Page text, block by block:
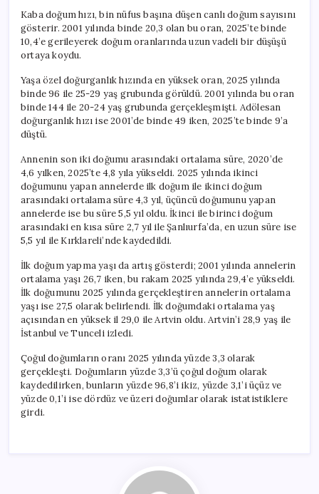
Kaba doğum hızı, bin nüfus başına düşen canlı doğum sayısını
gösterir. 2001 yılında binde 20,3 olan bu oran, 2025’te binde
10,4’e gerileyerek doğum oranlarında uzun vadeli bir düşüşü
ortaya koydu.
Yaşa özel doğurganlık hızında en yüksek oran, 2025 yılında
binde 96 ile 25-29 yaş grubunda görüldü. 2001 yılında bu oran
binde 144 ile 20-24 yaş grubunda gerçekleşmişti. Adölesan
doğurganlık hızı ise 2001’de binde 49 iken, 2025’te binde 9’a
düştü.
Annenin son iki doğumu arasındaki ortalama süre, 2020’de
4,6 yılken, 2025’te 4,8 yıla yükseldi. 2025 yılında ikinci
doğumunu yapan annelerde ilk doğum ile ikinci doğum
arasındaki ortalama süre 4,3 yıl, üçüncü doğumunu yapan
annelerde ise bu süre 5,5 yıl oldu. İkinci ile birinci doğum
arasındaki en kısa süre 2,7 yıl ile Şanlıurfa’da, en uzun süre ise
5,5 yıl ile Kırklareli’nde kaydedildi.
İlk doğum yapma yaşı da artış gösterdi; 2001 yılında annelerin
ortalama yaşı 26,7 iken, bu rakam 2025 yılında 29,4’e yükseldi.
İlk doğumunu 2025 yılında gerçekleştiren annelerin ortalama
yaşı ise 27,5 olarak belirlendi. İlk doğumdaki ortalama yaş
açısından en yüksek il 29,0 ile Artvin oldu. Artvin’i 28,9 yaş ile
İstanbul ve Tunceli izledi.
Çoğul doğumların oranı 2025 yılında yüzde 3,3 olarak
gerçekleşti. Doğumların yüzde 3,3’ü çoğul doğum olarak
kaydedilirken, bunların yüzde 96,8’i ikiz, yüzde 3,1’i üçüz ve
yüzde 0,1’i ise dördüz ve üzeri doğumlar olarak istatistiklere
girdi.